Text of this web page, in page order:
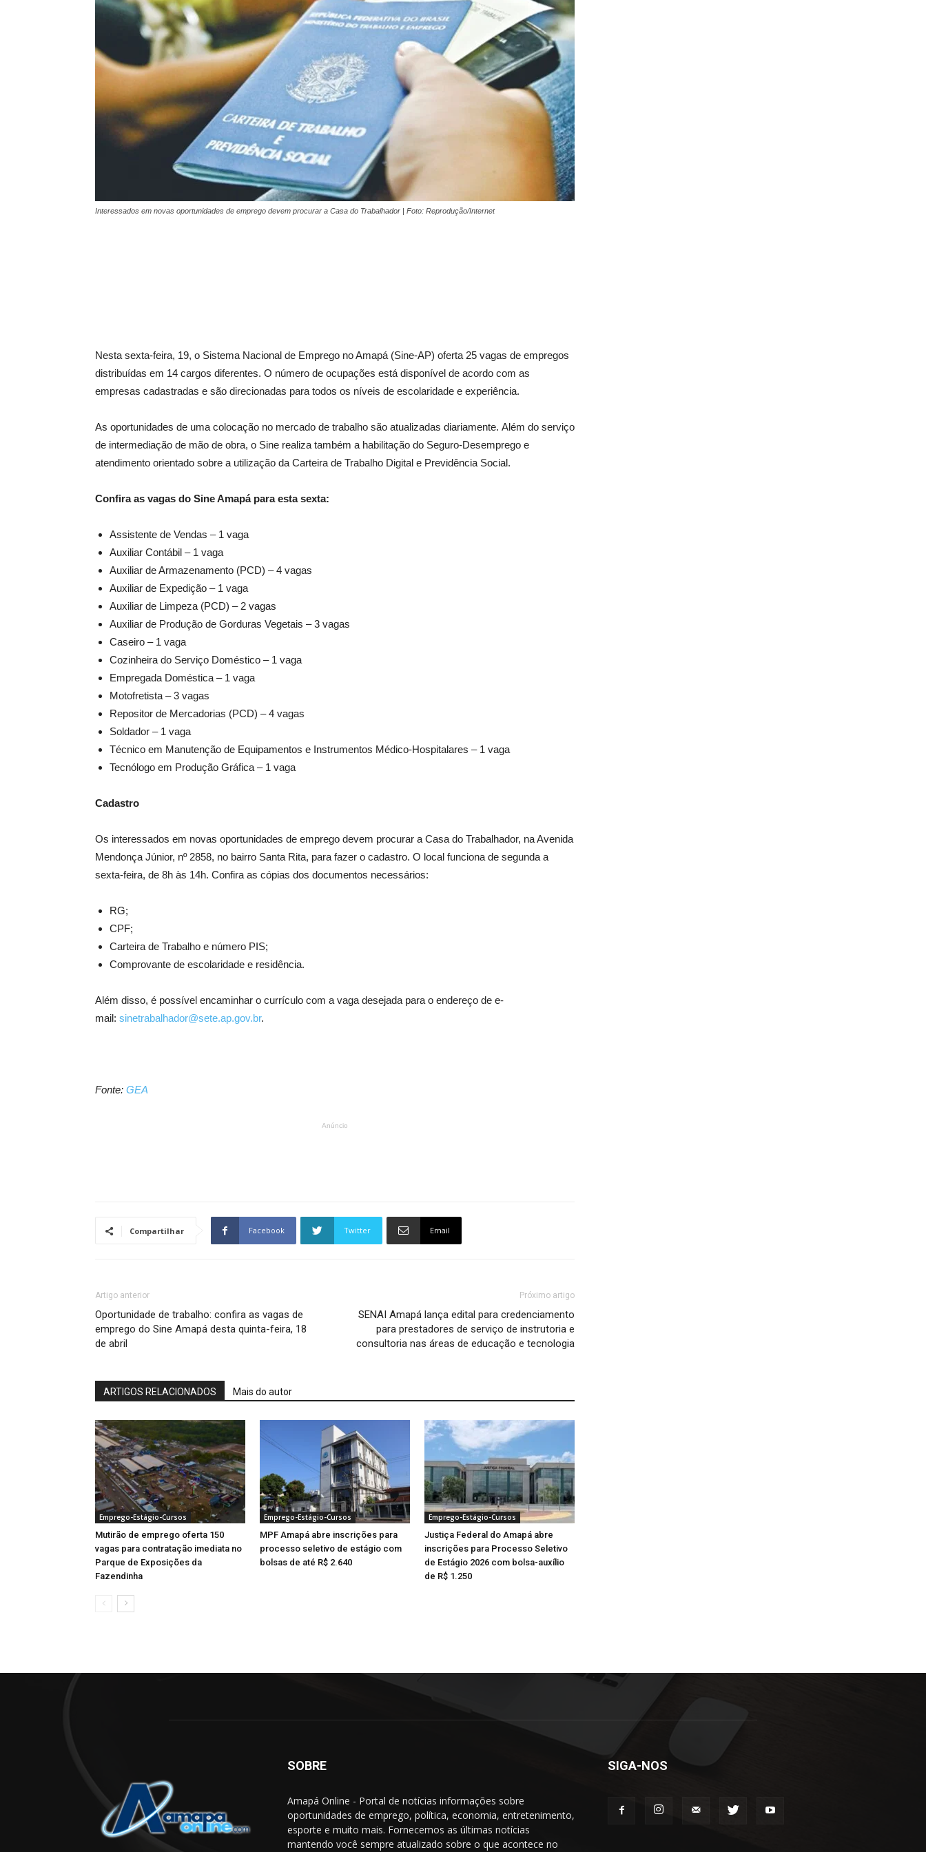
Interessados em novas oportunidades de emprego devem procurar a Casa do Trabalhador | Foto: Reprodução/Internet
Nesta sexta-feira, 19, o Sistema Nacional de Emprego no Amapá (Sine-AP) oferta 25 vagas de empregos
distribuídas em 14 cargos diferentes. O número de ocupações está disponível de acordo com as
empresas cadastradas e são direcionadas para todos os níveis de escolaridade e experiência.
As oportunidades de uma colocação no mercado de trabalho são atualizadas diariamente. Além do serviço
de intermediação de mão de obra, o Sine realiza também a habilitação do Seguro-Desemprego e
atendimento orientado sobre a utilização da Carteira de Trabalho Digital e Previdência Social.
Confira as vagas do Sine Amapá para esta sexta:
Assistente de Vendas – 1 vaga
Auxiliar Contábil – 1 vaga
Auxiliar de Armazenamento (PCD) – 4 vagas
Auxiliar de Expedição – 1 vaga
Auxiliar de Limpeza (PCD) – 2 vagas
Auxiliar de Produção de Gorduras Vegetais – 3 vagas
Caseiro – 1 vaga
Cozinheira do Serviço Doméstico – 1 vaga
Empregada Doméstica – 1 vaga
Motofretista – 3 vagas
Repositor de Mercadorias (PCD) – 4 vagas
Soldador – 1 vaga
Técnico em Manutenção de Equipamentos e Instrumentos Médico-Hospitalares – 1 vaga
Tecnólogo em Produção Gráfica – 1 vaga
Cadastro
Os interessados em novas oportunidades de emprego devem procurar a Casa do Trabalhador, na Avenida
Mendonça Júnior, nº 2858, no bairro Santa Rita, para fazer o cadastro. O local funciona de segunda a
sexta-feira, de 8h às 14h. Confira as cópias dos documentos necessários:
RG;
CPF;
Carteira de Trabalho e número PIS;
Comprovante de escolaridade e residência.
Além disso, é possível encaminhar o currículo com a vaga desejada para o endereço de e-
mail: sinetrabalhador@sete.ap.gov.br.
Fonte: GEA
Anúncio
Compartilhar Facebook Twitter Email
Artigo anterior
Oportunidade de trabalho: confira as vagas de
emprego do Sine Amapá desta quinta-feira, 18
de abril
Próximo artigo
SENAI Amapá lança edital para credenciamento
para prestadores de serviço de instrutoria e
consultoria nas áreas de educação e tecnologia
ARTIGOS RELACIONADOS Mais do autor
Emprego-Estágio-Cursos
Mutirão de emprego oferta 150
vagas para contratação imediata no
Parque de Exposições da
Fazendinha
Emprego-Estágio-Cursos
MPF Amapá abre inscrições para
processo seletivo de estágio com
bolsas de até R$ 2.640
Emprego-Estágio-Cursos
Justiça Federal do Amapá abre
inscrições para Processo Seletivo
de Estágio 2026 com bolsa-auxílio
de R$ 1.250
SOBRE
Amapá Online - Portal de notícias informações sobre
oportunidades de emprego, política, economia, entretenimento,
esporte e muito mais. Fornecemos as últimas notícias
mantendo você sempre atualizado sobre o que acontece no
SIGA-NOS